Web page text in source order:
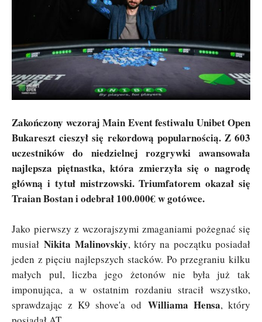
Zakończony wczoraj Main Event festiwalu Unibet Open
Bukareszt cieszył się rekordową popularnością. Z 603
uczestników do niedzielnej rozgrywki awansowała
najlepsza piętnastka, która zmierzyła się o nagrodę
główną i tytuł mistrzowski. Triumfatorem okazał się
Traian Bostan i odebrał 100.000€ w gotówce.
Jako pierwszy z wczorajszymi zmaganiami pożegnać się
musiałNikita Malinovskiy, który na początku posiadał
jeden z pięciu najlepszych stacków. Po przegraniu kilku
małych pul, liczba jego żetonów nie była już tak
imponująca, a w ostatnim rozdaniu stracił wszystko,
sprawdzając z K9 shove'a od Williama Hensa, który